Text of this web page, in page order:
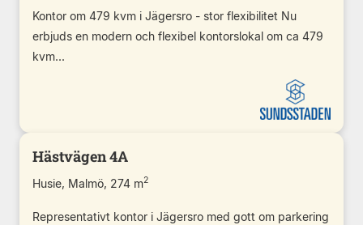
Kontor om 479 kvm i Jägersro - stor flexibilitet Nu
erbjuds en modern och flexibel kontorslokal om ca 479
kvm...
Hästvägen 4A
Husie, Malmö, 274 m2
Representativt kontor i Jägersro med gott om parkering